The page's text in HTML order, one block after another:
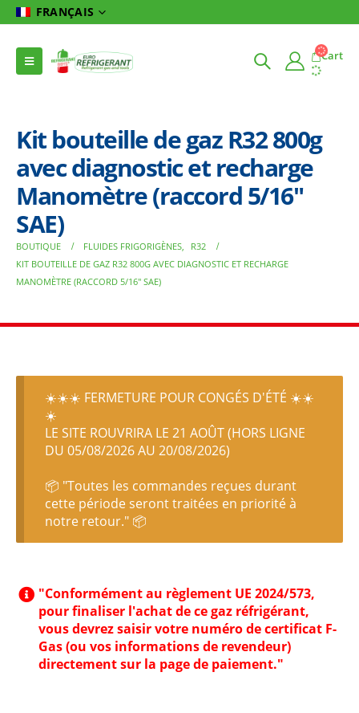
FRANÇAIS
Cart
Kit bouteille de gaz R32 800g
avec diagnostic et recharge
Manomètre (raccord 5/16″
SAE)
BOUTIQUE FLUIDES FRIGORIGÈNES,
R32
KIT BOUTEILLE DE GAZ R32 800G AVEC DIAGNOSTIC ET RECHARGE
MANOMÈTRE (RACCORD 5/16″ SAE)
☀️☀️☀️ FERMETURE POUR CONGÉS D'ÉTÉ ☀️☀️
☀️
LE SITE ROUVRIRA LE 21 AOÛT (HORS LIGNE
DU 05/08/2026 AU 20/08/2026)
📦 "Toutes les commandes reçues durant
cette période seront traitées en priorité à
notre retour." 📦
"Conformément au règlement UE 2024/573,
pour finaliser l'achat de ce gaz réfrigérant,
vous devrez saisir votre numéro de certificat F-
Gas (ou vos informations de revendeur)
directement sur la page de paiement."